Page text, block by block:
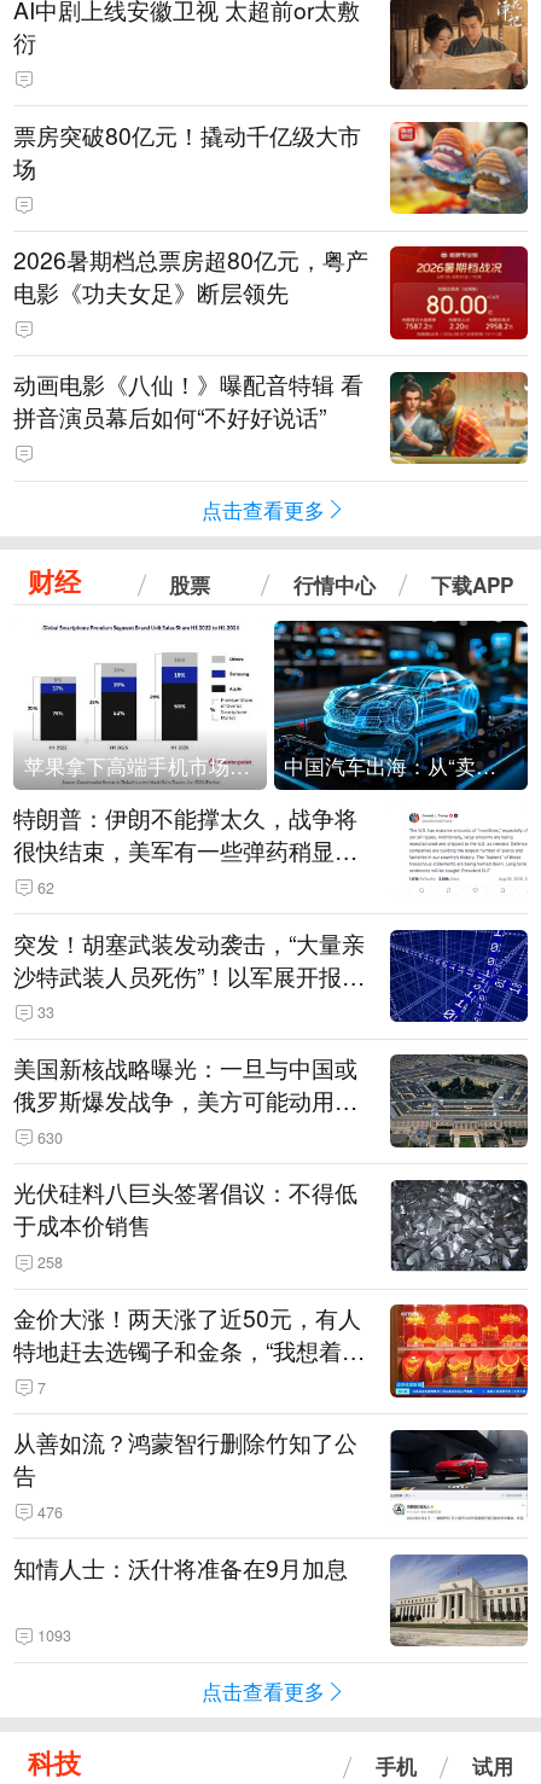
AI中剧上线安徽卫视 太超前or太敷
衍
票房突破80亿元！撬动千亿级大市
场
2026暑期档总票房超80亿元，粤产
电影《功夫女足》断层领先
动画电影《八仙！》曝配音特辑 看
拼音演员幕后如何“不好好说话”
点击查看更多
财经 股票 行情中心 下载APP
苹果拿下高端手机市场65%的份额：iPhone 17系列功不可没 中国汽车出海：从“卖出去”到“走进去”
特朗普：伊朗不能撑太久，战争将
很快结束，美军有一些弹药稍显紧
张！伊朗公布拟议的海峡管理文本
62
突发！胡塞武装发动袭击，“大量亲
沙特武装人员死伤”！以军展开报复
性空袭
33
美国新核战略曝光：一旦与中国或
俄罗斯爆发战争，美方可能动用战
术核武器
630
光伏硅料八巨头签署倡议：不得低
于成本价销售
258
金价大涨！两天涨了近50元，有人
特地赶去选镯子和金条，“我想着买
起来可以保值，小批量进一些货”
7
从善如流？鸿蒙智行删除竹知了公
告
476
知情人士：沃什将准备在9月加息
1093
点击查看更多
科技 手机 试用